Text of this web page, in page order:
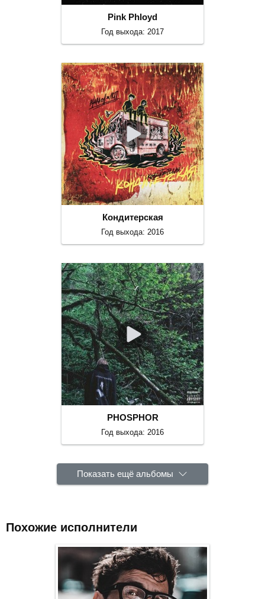
Pink Phloyd
Год выхода: 2017
Кондитерская
Год выхода: 2016
PHOSPHOR
Год выхода: 2016
Показать ещё альбомы
Похожие исполнители